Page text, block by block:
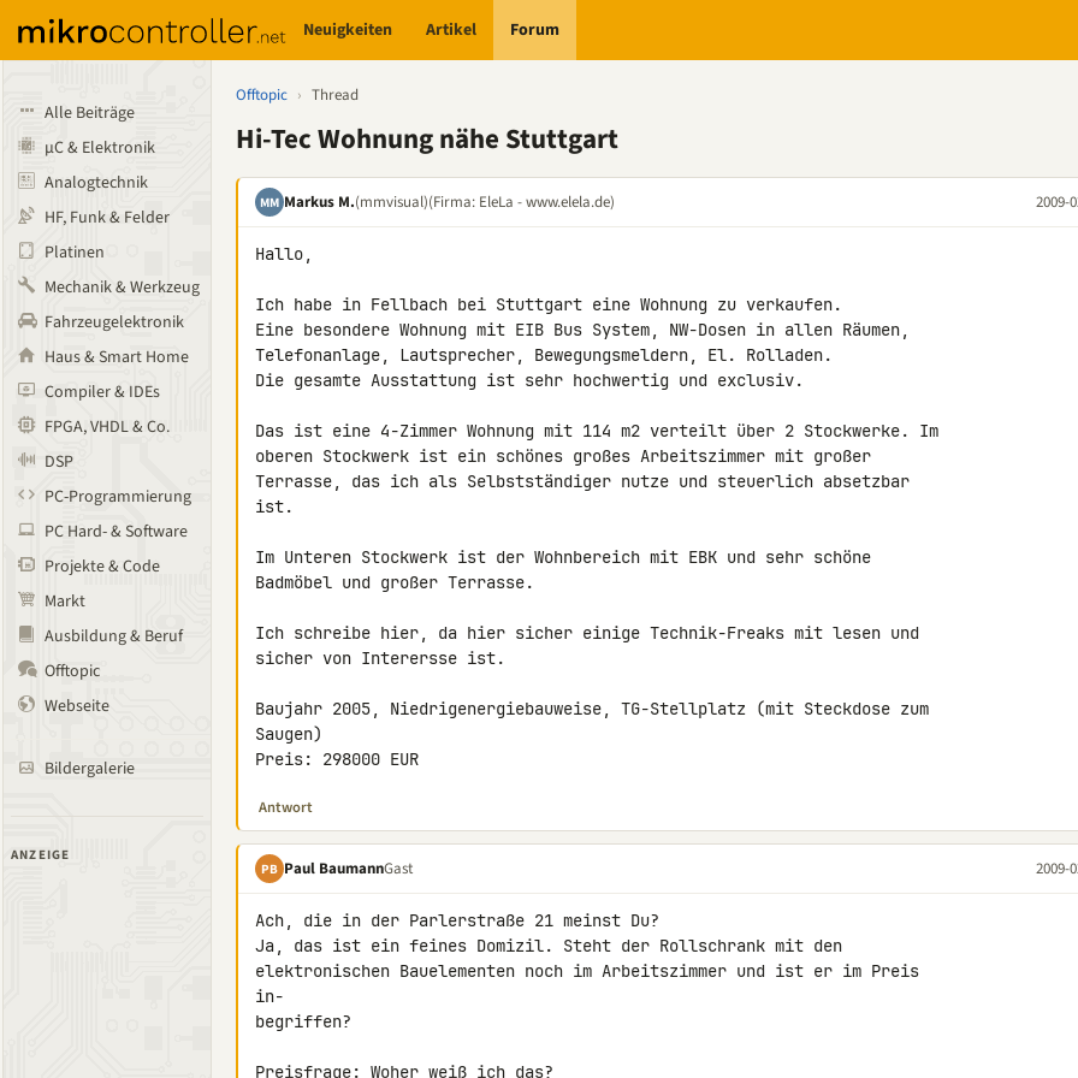
Neuigkeiten Artikel Forum
Alle Beiträge
µC & Elektronik
Analogtechnik
HF, Funk & Felder
Platinen
Mechanik & Werkzeug
Fahrzeugelektronik
Haus & Smart Home
Compiler & IDEs
FPGA, VHDL & Co.
DSP
PC-Programmierung
PC Hard- & Software
Projekte & Code
Markt
Ausbildung & Beruf
Offtopic
Webseite
Bildergalerie
ANZEIGE
Offtopic › Thread
Hi-Tec Wohnung nähe Stuttgart
MM Markus M.(mmvisual)(Firma: EleLa - www.elela.de) 2009-
Hallo,
Ich habe in Fellbach bei Stuttgart eine Wohnung zu verkaufen.
Eine besondere Wohnung mit EIB Bus System, NW-Dosen in allen Räumen,
Telefonanlage, Lautsprecher, Bewegungsmeldern, El. Rolladen.
Die gesamte Ausstattung ist sehr hochwertig und exclusiv.
Das ist eine 4-Zimmer Wohnung mit 114 m2 verteilt über 2 Stockwerke. Im
oberen Stockwerk ist ein schönes großes Arbeitszimmer mit großer
Terrasse, das ich als Selbstständiger nutze und steuerlich absetzbar
ist.
Im Unteren Stockwerk ist der Wohnbereich mit EBK und sehr schöne
Badmöbel und großer Terrasse.
Ich schreibe hier, da hier sicher einige Technik-Freaks mit lesen und
sicher von Interersse ist.
Baujahr 2005, Niedrigenergiebauweise, TG-Stellplatz (mit Steckdose zum
Saugen)
Preis: 298000 EUR
Antwort
PB Paul BaumannGast 2009-
Ach, die in der Parlerstraße 21 meinst Du?
Ja, das ist ein feines Domizil. Steht der Rollschrank mit den
elektronischen Bauelementen noch im Arbeitszimmer und ist er im Preis
in-
begriffen?
Preisfrage: Woher weiß ich das?